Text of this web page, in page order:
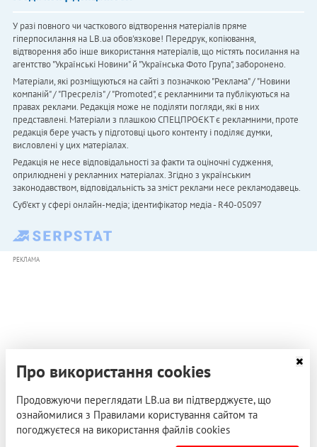
У разі повного чи часткового відтворення матеріалів пряме
гіперпосилання на LB.ua обов'язкове! Передрук, копіювання,
відтворення або інше використання матеріалів, що містять посилання на
агентство "Українськi Новини" й "Українська Фото Група", заборонено.
Матеріали, які розміщуються на сайті з позначкою "Реклама" / "Новини
компаній" / "Пресреліз" / "Promoted", є рекламними та публікуються на
правах реклами. Редакція може не поділяти погляди, які в них
представлені. Матеріали з плашкою СПЕЦПРОЄКТ є рекламними, проте
редакція бере участь у підготовці цього контенту і поділяє думки,
висловлені у цих матеріалах.
Редакція не несе відповідальності за факти та оціночні судження,
оприлюднені у рекламних матеріалах. Згідно з українським
законодавством, відповідальність за зміст реклами несе рекламодавець.
Cуб'єкт у сфері онлайн-медіа; ідентифікатор медіа - R40-05097
РЕКЛАМА
Про використання cookies
Продовжуючи переглядати LB.ua ви підтверджуєте, що
ознайомилися з Правилами користування сайтом та
погоджуєтеся на використання файлів cookies